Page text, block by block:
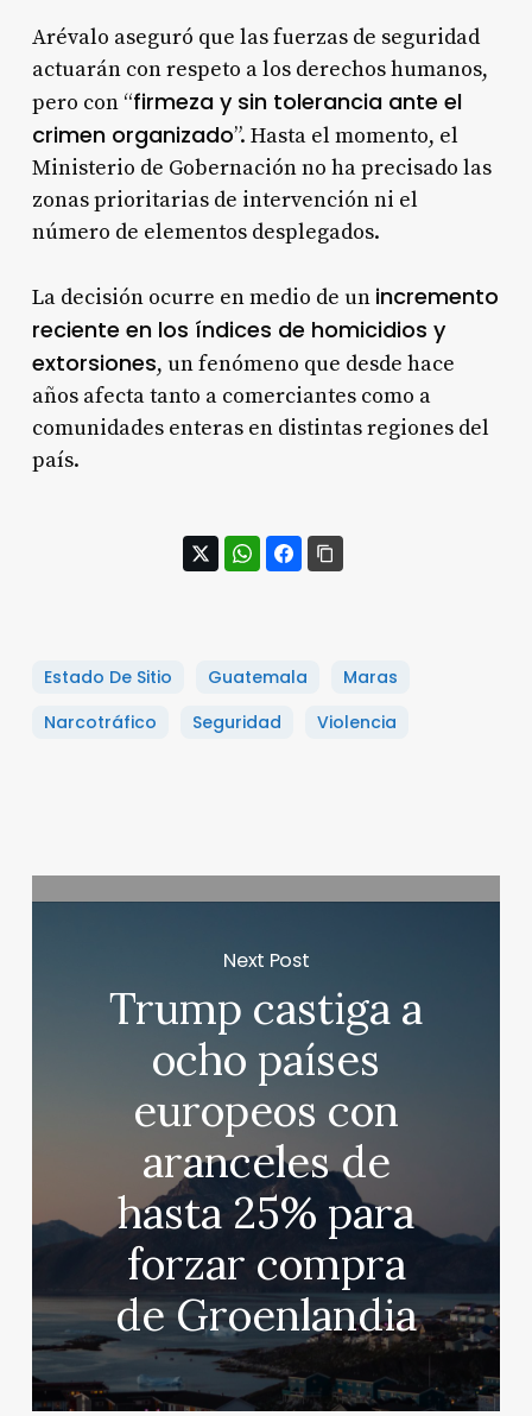
Arévalo aseguró que las fuerzas de seguridad
actuarán con respeto a los derechos humanos,
pero con “firmeza y sin tolerancia ante el
crimen organizado”. Hasta el momento, el
Ministerio de Gobernación no ha precisado las
zonas prioritarias de intervención ni el
número de elementos desplegados.
La decisión ocurre en medio de un incremento
reciente en los índices de homicidios y
extorsiones, un fenómeno que desde hace
años afecta tanto a comerciantes como a
comunidades enteras en distintas regiones del
país.
Estado De Sitio Guatemala
Maras
Narcotráfico
Seguridad Violencia
Next Post
Trump castiga a
ocho países
europeos con
aranceles de
hasta 25% para
forzar compra
de Groenlandia